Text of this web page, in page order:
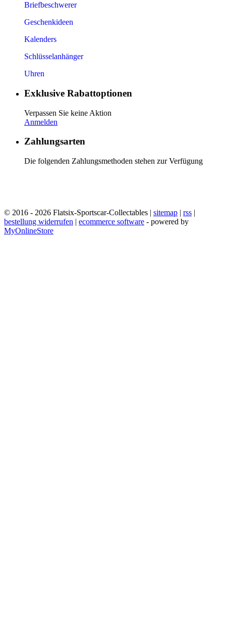
Briefbeschwerer
Geschenkideen
Kalenders
Schlüsselanhänger
Uhren
Exklusive Rabattoptionen
Verpassen Sie keine Aktion
Anmelden
Zahlungsarten
Die folgenden Zahlungsmethoden stehen zur Verfügung
© 2016 - 2026 Flatsix-Sportscar-Collectables | sitemap | rss |
bestellung widerrufen | ecommerce software - powered by
MyOnlineStore